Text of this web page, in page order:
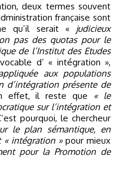
deux termes souvent
française sont
qu’il serait « judicieux
pas des quotas pour le
de l’Institut des Etudes
d’ « intégration »,
aux populations
d’intégration présente de
effet, il reste que « le
sur l’intégration et
pourquoi, le chercheur
le plan sémantique, en
« intégration »pour mieux
pour la Promotion de